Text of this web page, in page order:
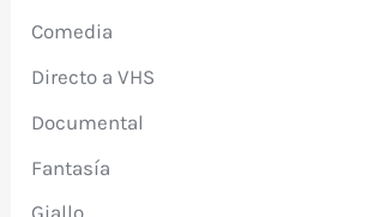
Comedia
Directo a VHS
Documental
Fantasía